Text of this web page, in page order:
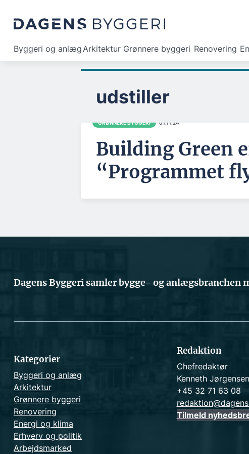
Byggeri og anlægArkitektur Grønnere byggeri Renovering
udstiller
GRØNNERE BYGGERI 01.11.24
Building Green
“Programmet
Dagens Byggeri samler bygge- og anlægsbranchen
Kategorier
Byggeri og anlæg
Arkitektur
Grønnere byggeri
Renovering
Energi og klima
Erhverv og politik
Arbejdsmarked
Redaktion
Chefredaktør
Kenneth Jørgensen
+45 32 71 63 08
Tilmeld